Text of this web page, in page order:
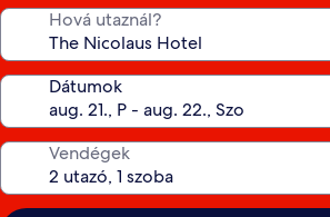
Hová utaznál?
Dátumok
Vendégek